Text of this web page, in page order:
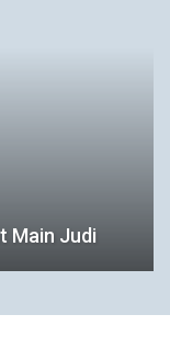
Main Judi